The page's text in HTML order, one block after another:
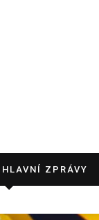
HLAVNÍ ZPRÁVY